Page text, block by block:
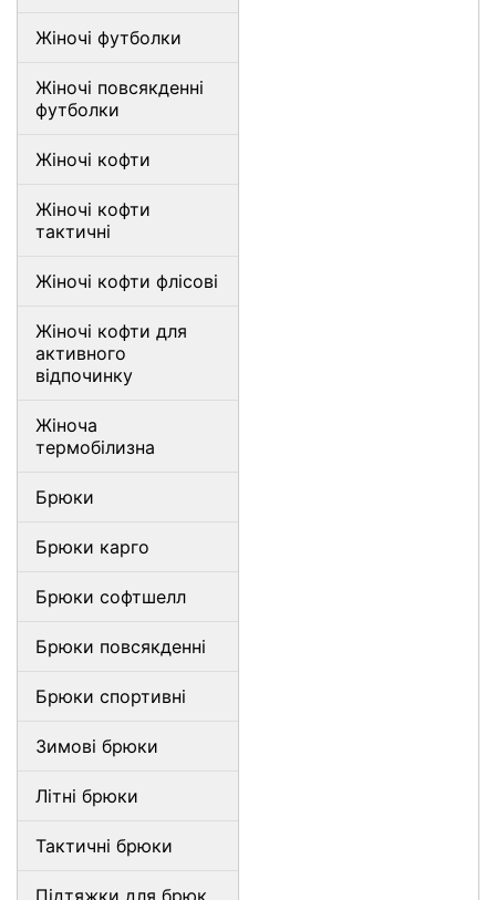
Жіночі футболки
Жіночі повсякденні
футболки
Жіночі кофти
Жіночі кофти
тактичні
Жіночі кофти флісові
Жіночі кофти для
активного
відпочинку
Жіноча
термобілизна
Брюки
Брюки карго
Брюки софтшелл
Брюки повсякденні
Брюки спортивні
Зимові брюки
Літні брюки
Тактичні брюки
Підтяжки для брюк